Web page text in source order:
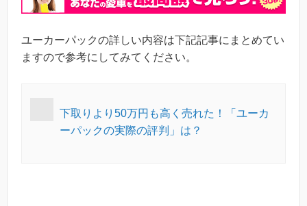
ユーカーパックの詳しい内容は下記記事にまとめてい
ますので参考にしてみてください。
下取りより50万円も高く売れた！「ユーカ
ーパックの実際の評判」は？